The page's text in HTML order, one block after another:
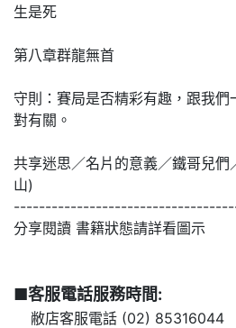
生是死
第八章群龍無首
守則：賽局是否精彩有趣，跟我
對有關。
共享迷思／名片的意義／鐵哥兒們
山)
分享閱讀 書籍狀態請詳看圖示
■客服電話服務時間:
敝店客服電話 (02) 85316044